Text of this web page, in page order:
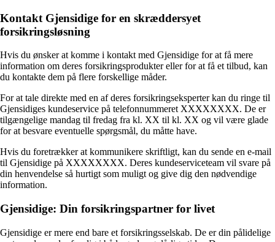
Kontakt Gjensidige for en skræddersyet
forsikringsløsning
Hvis du ønsker at komme i kontakt med Gjensidige for at få mere
information om deres forsikringsprodukter eller for at få et tilbud, kan
du kontakte dem på flere forskellige måder.
For at tale direkte med en af deres forsikringseksperter kan du ringe til
Gjensidiges kundeservice på telefonnummeret XXXXXXXX. De er
tilgængelige mandag til fredag fra kl. XX til kl. XX og vil være glade
for at besvare eventuelle spørgsmål, du måtte have.
Hvis du foretrækker at kommunikere skriftligt, kan du sende en e-mail
til Gjensidige på XXXXXXXX. Deres kundeserviceteam vil svare på
din henvendelse så hurtigt som muligt og give dig den nødvendige
information.
Gjensidige: Din forsikringspartner for livet
Gjensidige er mere end bare et forsikringsselskab. De er din pålidelige